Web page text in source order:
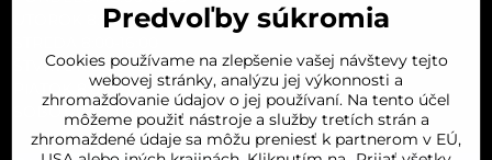
UTOROK 8:00-16:00
ŠTVRTOK 8:00-16:00
PIATOK 8:00-16:00
SOBOTA 8:00-11:30
Predvoľby súkromia
Cookies používame na zlepšenie vašej návštevy tejto
webovej stránky, analýzu jej výkonnosti a
zhromažďovanie údajov o jej používaní. Na tento účel
môžeme použiť nástroje a služby tretích strán a
zhromaždené údaje sa môžu preniesť k partnerom v EÚ,